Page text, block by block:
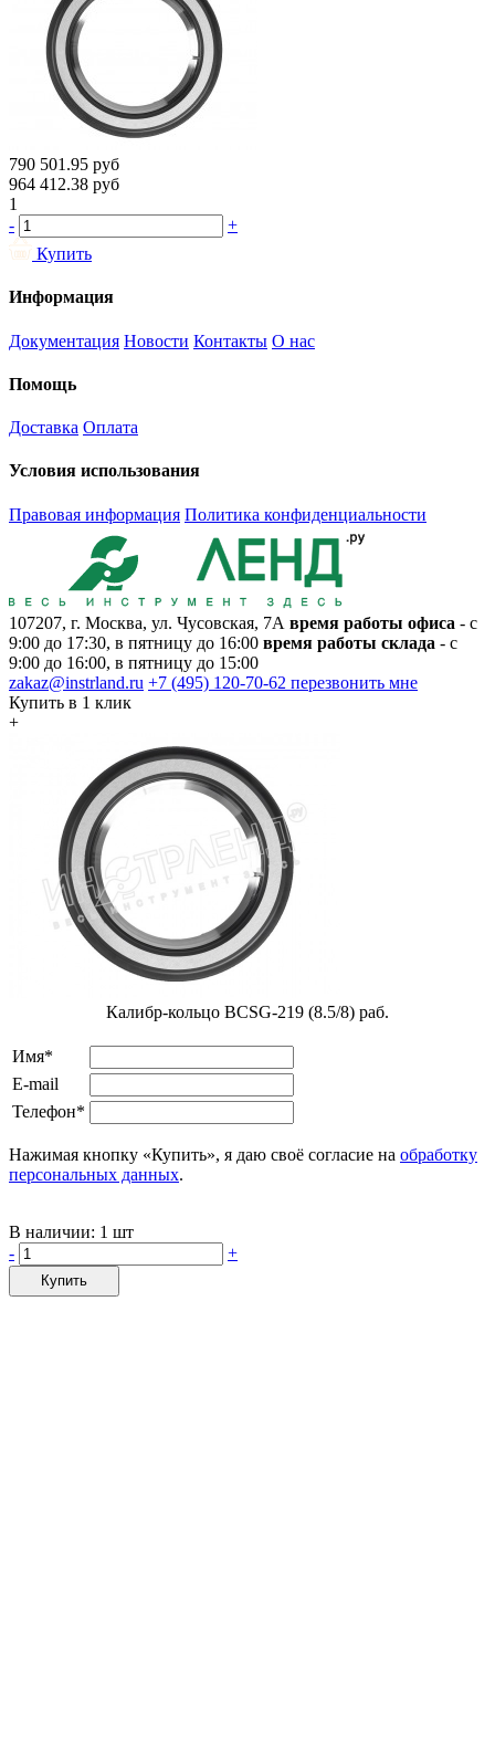
790 501.95 руб
964 412.38 руб
1
-
+
Купить
Информация
Документация Новости Контакты О нас
Помощь
Доставка Оплата
Условия использования
Правовая информация Политика конфиденциальности
107207, г. Москва, ул. Чусовская, 7А время работы офиса - с
9:00 до 17:30, в пятницу до 16:00 время работы склада - с
9:00 до 16:00, в пятницу до 15:00
zakaz@instrland.ru +7 (495) 120-70-62 перезвонить мне
Купить в 1 клик
+
Калибр-кольцо BCSG-219 (8.5/8) раб.
Имя*
E-mail
Телефон*
Нажимая кнопку «Купить», я даю своё согласие на обработку
персональных данных.
В наличии: 1 шт
-
+
Купить